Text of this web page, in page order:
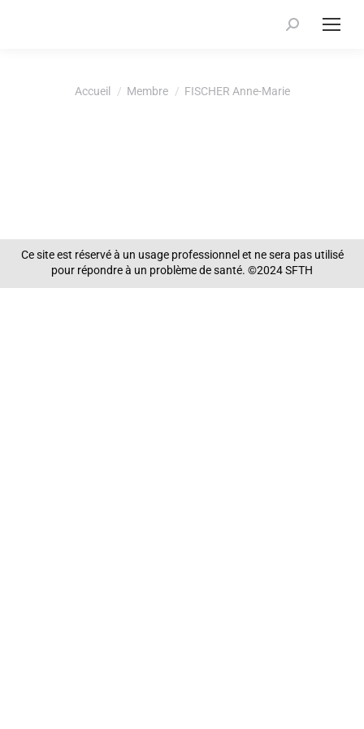
Recherche
Vous êtes ici :Accueil Membre FISCHER Anne-Marie
Ce site est réservé à un usage professionnel et ne sera pas utilisé
pour répondre à un problème de santé. ©2024 SFTH